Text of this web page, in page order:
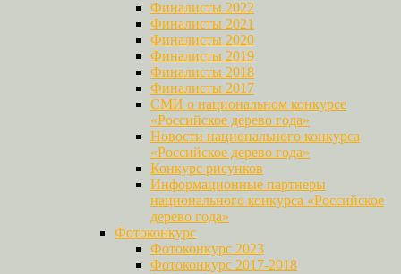
Финалисты 2022
Финалисты 2021
Финалисты 2020
Финалисты 2019
Финалисты 2018
Финалисты 2017
СМИ о национальном конкурсе
«Российское дерево года»
Новости национального конкурса
«Российское дерево года»
Конкурс рисунков
Информационные партнеры
национального конкурса «Российское
дерево года»
Фотоконкурс
Фотоконкурс 2023
Фотоконкурс 2017-2018